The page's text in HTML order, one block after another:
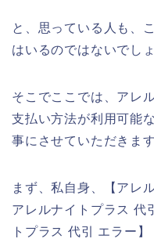
と、思っている人も、
はいるのではないでし
そこでここでは、アレ
支払い方法が利用可能
事にさせていただきます
まず、私自身、【アレ
アレルナイトプラス
トプラス 代引 エラー